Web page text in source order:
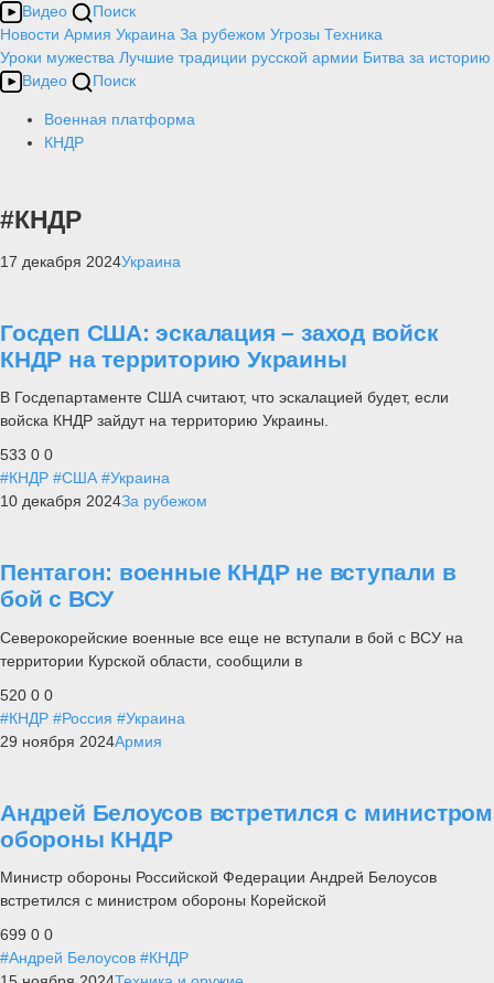
Видео
Поиск
Новости Армия Украина За рубежом Угрозы Техника
Уроки мужества Лучшие традиции русской армии Битва за историю
Видео
Поиск
Военная платформа
КНДР
#КНДР
17 декабря 2024Украина
Госдеп США: эскалация – заход войск
КНДР на территорию Украины
В Госдепартаменте США считают, что эскалацией будет, если
войска КНДР зайдут на территорию Украины.
533 0 0
#КНДР #США #Украина
10 декабря 2024За рубежом
Пентагон: военные КНДР не вступали в
бой с ВСУ
Северокорейские военные все еще не вступали в бой с ВСУ на
территории Курской области, сообщили в
520 0 0
#КНДР #Россия #Украина
29 ноября 2024Армия
Андрей Белоусов встретился с министром
обороны КНДР
Министр обороны Российской Федерации Андрей Белоусов
встретился с министром обороны Корейской
699 0 0
#Андрей Белоусов #КНДР